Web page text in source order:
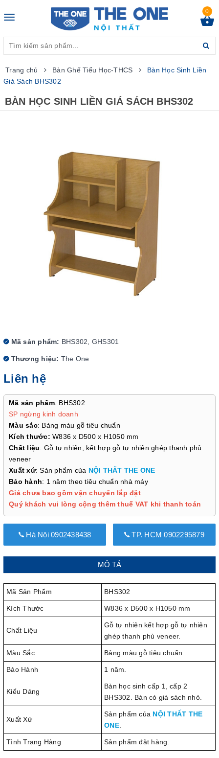
Toggle
0
Trang chủ Bàn Ghế Tiểu Học-THCS
Bàn Học Sinh Liền
Giá Sách BHS302
BÀN HỌC SINH LIỀN GIÁ SÁCH BHS302
Mã sản phẩm: BHS302, GHS301
Thương hiệu: The One
Liên hệ
Mã sản phẩm: BHS302
SP ngừng kinh doanh
Màu sắc: Bảng màu gỗ tiêu chuẩn
Kích thước: W836 x D500 x H1050 mm
Chất liệu: Gỗ tự nhiên, kết hợp gỗ tự nhiên ghép thanh phủ
veneer
Xuất xứ: Sản phẩm của NỘI THẤT THE ONE
Bảo hành: 1 năm theo tiêu chuẩn nhà máy
Giá chưa bao gồm vận chuyển lắp đặt
Quý khách vui lòng cộng thêm thuế VAT khi thanh toán
Hà Nội 0902438438 TP. HCM 0902295879
MÔ TẢ
Mã Sản Phẩm BHS302
Kích Thước W836 x D500 x H1050 mm
Chất Liệu
Gỗ tự nhiên kết hợp gỗ tự nhiên
ghép thanh phủ veneer.
Màu Sắc Bảng màu gỗ tiêu chuẩn.
Bảo Hành 1 năm.
Kiểu Dáng
Bàn học sinh cấp 1, cấp 2
BHS302. Bàn có giá sách nhỏ.
Xuất Xứ
Sản phẩm của NỘI THẤT THE
ONE.
Tình Trạng Hàng Sản phẩm đặt hàng.